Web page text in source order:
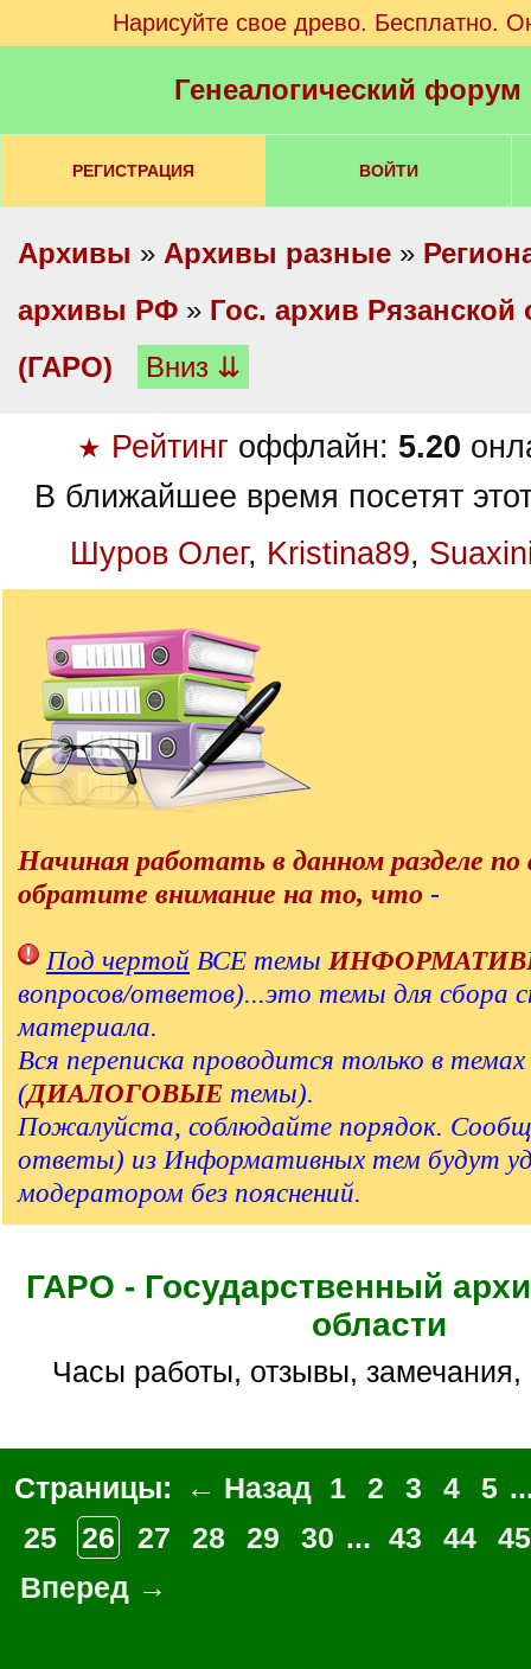
Нарисуйте свое древо. Бесплатно.
Генеалогический
РЕГИСТРАЦИЯ ВОЙТИ
Архивы » Архивы разные »
архивы РФ » Гос. архив Рязанской
(ГАРО)
Вниз ⇊
★ Рейтинг оффлайн: 5.20
В ближайшее время посетят
Шуров Олег, Kristina89,
Начиная работать в данном разделе по
обратите внимание на то, что -
Под чертой ВСЕ темы
вопросов/ответов)...это темы для сбора
материала.
Вся переписка проводится только в темах
(ДИАЛОГОВЫЕ темы).
Пожалуйста, соблюдайте порядок.
ответы) из Информативных тем будут
модератором без пояснений.
ГАРО - Государственный
области
Часы работы, отзывы,
Страницы: ← Назад 1 2 3 4 5
25
26 27 28 29 30 ... 43 44
45
Вперед →